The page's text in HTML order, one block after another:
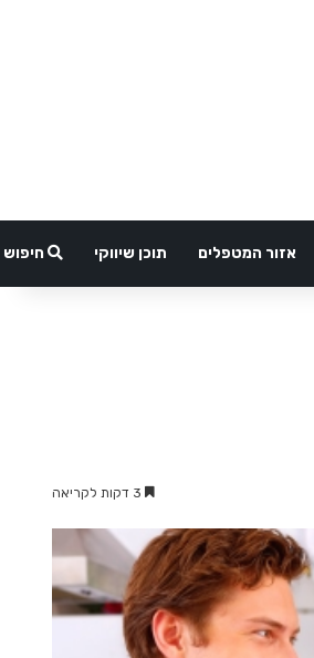
אזור המטפלים תוכן שיווקי חיפוש